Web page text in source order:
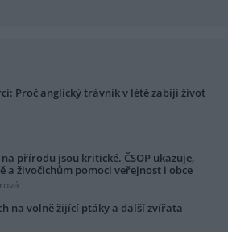
Proč anglický trávník v létě zabíjí život
přírodu jsou kritické. ČSOP ukazuje,
a živočichům pomoci veřejnost i obce
na volně žijící ptáky a další zvířata